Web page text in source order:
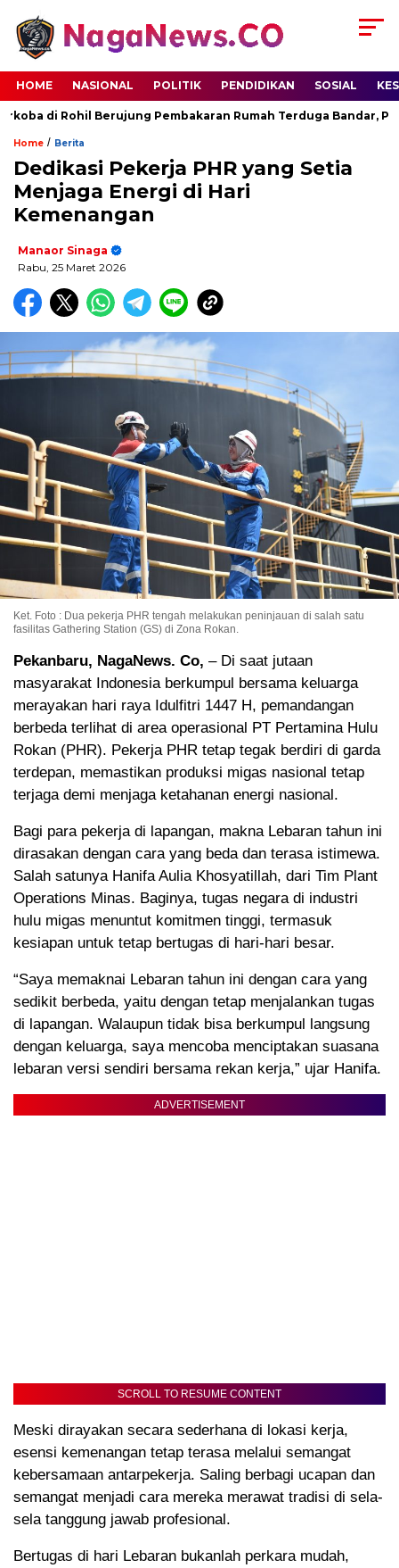
HOME NASIONAL POLITIK PENDIDIKAN SOSIAL
di Rohil Berujung Pembakaran Rumah Terduga Bandar, Polisi
Home / Berita
Dedikasi Pekerja PHR yang Setia
Menjaga Energi di Hari
Kemenangan
Manaor Sinaga
Rabu, 25 Maret 2026
Ket. Foto : Dua pekerja PHR tengah melakukan peninjauan di salah satu
fasilitas Gathering Station (GS) di Zona Rokan.
Pekanbaru, NagaNews. Co, – Di saat jutaan
masyarakat Indonesia berkumpul bersama keluarga
merayakan hari raya Idulfitri 1447 H, pemandangan
berbeda terlihat di area operasional PT Pertamina Hulu
Rokan (PHR). Pekerja PHR tetap tegak berdiri di garda
terdepan, memastikan produksi migas nasional tetap
terjaga demi menjaga ketahanan energi nasional.
Bagi para pekerja di lapangan, makna Lebaran tahun ini
dirasakan dengan cara yang beda dan terasa istimewa.
Salah satunya Hanifa Aulia Khosyatillah, dari Tim Plant
Operations Minas. Baginya, tugas negara di industri
hulu migas menuntut komitmen tinggi, termasuk
kesiapan untuk tetap bertugas di hari-hari besar.
“Saya memaknai Lebaran tahun ini dengan cara yang
sedikit berbeda, yaitu dengan tetap menjalankan tugas
di lapangan. Walaupun tidak bisa berkumpul langsung
dengan keluarga, saya mencoba menciptakan suasana
lebaran versi sendiri bersama rekan kerja,” ujar Hanifa.
ADVERTISEMENT
SCROLL TO RESUME CONTENT
Meski dirayakan secara sederhana di lokasi kerja,
esensi kemenangan tetap terasa melalui semangat
kebersamaan antarpekerja. Saling berbagi ucapan dan
semangat menjadi cara mereka merawat tradisi di sela-
sela tanggung jawab profesional.
Bertugas di hari Lebaran bukanlah perkara mudah,